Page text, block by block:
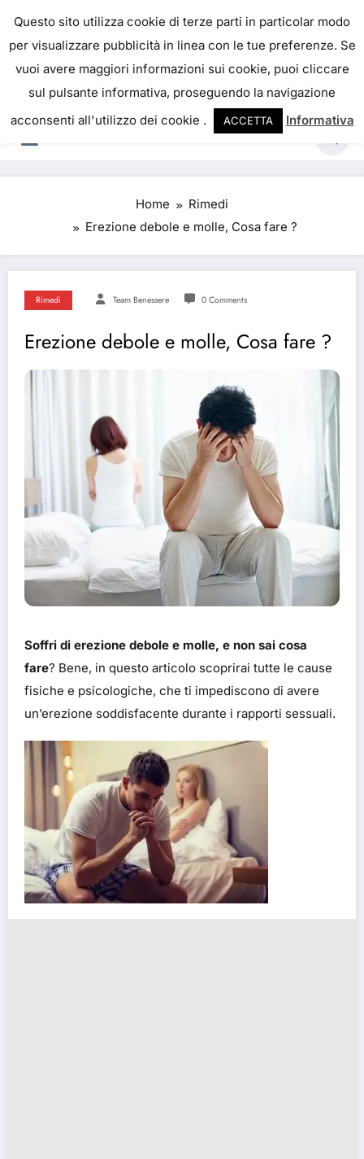
content
IL PORTALE DEL BENESSERE
La salute è come il denaro, non abbiamo mai una
vera idea del suo valore fino a quando la
perdiamo. Josh Billings
Home
Rimedi
Erezione debole e molle, Cosa fare ?
Rimedi Team Benessere 0 Comments
Erezione debole e molle, Cosa fare ?
Soffri di erezione debole e molle, e non sai cosa
fare? Bene, in questo articolo scoprirai tutte le cause
fisiche e psicologiche, che ti impediscono di avere
un’erezione soddisfacente durante i rapporti sessuali.
Questo sito utilizza cookie di terze parti in particolar modo
per visualizzare pubblicità in linea con le tue preferenze. Se
vuoi avere maggiori informazioni sui cookie, puoi cliccare
sul pulsante informativa, proseguendo la navigazione
acconsenti all'utilizzo dei cookie .
ACCETTA Informativa